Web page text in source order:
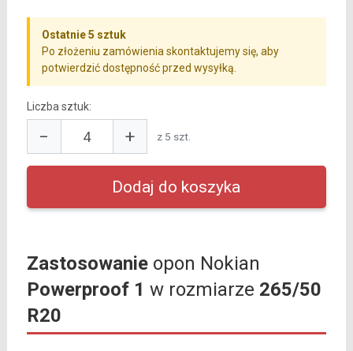
Ostatnie 5 sztuk
Po złożeniu zamówienia skontaktujemy się, aby
potwierdzić dostępność przed wysyłką.
Liczba sztuk:
− + z 5 szt.
Zastosowanieopon Nokian
Powerproof 1 w rozmiarze 265/50
R20